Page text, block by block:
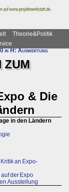
Theorie&Politik
in H: Auswertung
ZUM
& Die
in den Ländern
an Expo-
der Expo
Ausstellung